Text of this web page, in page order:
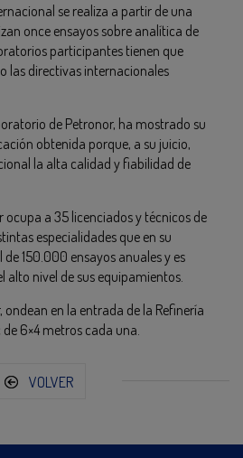
se realiza a partir de una
once ensayos sobre analítica de
participantes tienen que
las directivas internacionales
de Petronor, ha mostrado su
obtenida porque, a su juicio,
la alta calidad y fiabilidad de
a 35 licenciados y técnicos de
especialidades que en su
150.000 ensayos anuales y es
alto nivel de sus equipamientos.
ondean en la entrada de la Refinería
6×4 metros cada una.
VOLVER